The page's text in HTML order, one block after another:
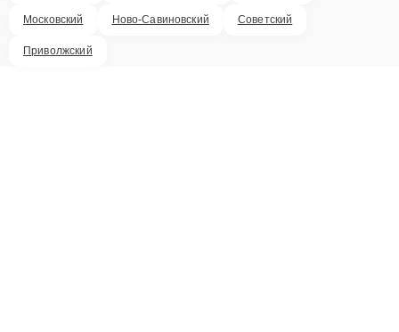
Московский Ново-Савиновский Советский
Приволжский